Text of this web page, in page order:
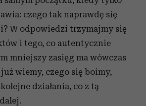
czego tak naprawdę się
W odpowiedzi trzymajmy się
i tego, co autentycznie
mniejszy zasięg ma wówczas
wiemy, czego się boimy,
działania, co z tą